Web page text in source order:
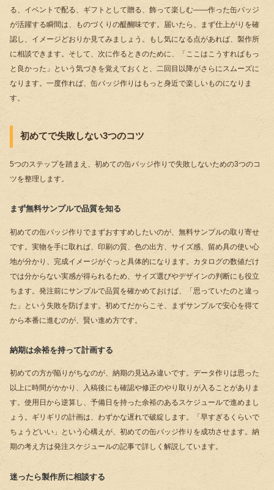
る、イベントで配る、ギフトとして贈る、飾って楽しむ――作った缶バッジ
が活躍する瞬間は、ものづくりの醍醐味です。届いたら、まず仕上がりを確
認し、イメージどおりか見てみましょう。もし気になる点があれば、製作所
に相談できます。そして、次に作るときのために、「ここはこうすればもっ
と良かった」という気づきを覚えておくと、二回目以降がさらにスムーズに
なります。一度作れば、缶バッジ作りはもっと身近で楽しいものになりま
す。
初めてで失敗しない3つのコツ
5つのステップを踏まえ、初めての缶バッジ作りで失敗しないための3つのコ
ツを整理します。
まず無料サンプルで品質を知る
初めての缶バッジ作りでまずおすすめしたいのが、無料サンプルの取り寄せ
です。実物を手に取れば、印刷の質、色の出方、サイズ感、留め具の使い心
地が分かり、完成イメージがぐっと具体的になります。カタログの数値だけ
では分からない実感が得られるため、サイズ選びやデザインの判断にも役立
ちます。発注前にサンプルで品質を確かめておけば、「思っていたのと違っ
た」という失敗を防げます。初めてだからこそ、まずサンプルで安心を得て
から本番に進むのが、賢い進め方です。
納期は余裕を持って計画する
初めての方が陥りがちなのが、納期の見込み違いです。データ作りは思った
以上に時間がかかり、入稿後にも確認や修正のやり取りが入ることがありま
す。使用日から逆算し、予備日を持った余裕のあるスケジュールで進めまし
ょう。ギリギリの計画は、わずかな遅れで破綻します。「早すぎるくらいで
ちょうどいい」という心構えが、初めての缶バッジ作りを成功させます。納
期の考え方は発注スケジュールの記事で詳しく解説しています。
迷ったら製作所に相談する